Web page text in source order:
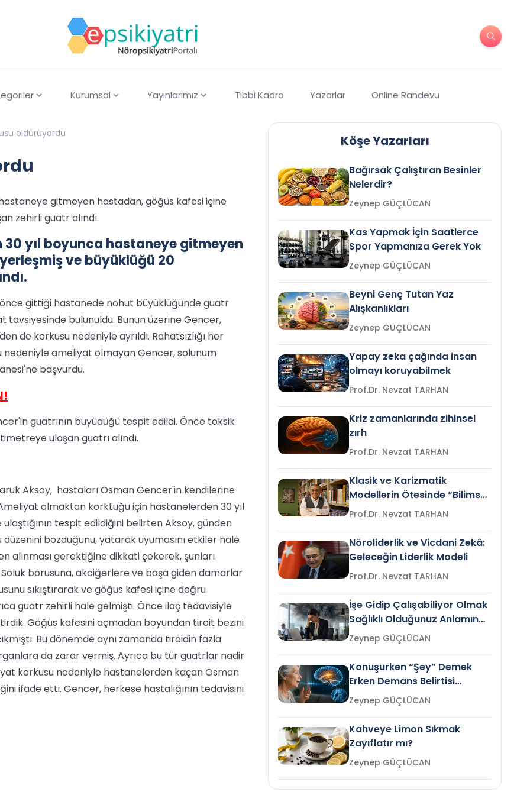
Kurumsal Yayınlarımız Tıbbi Kadro Yazarlar Online Randevu
öldürüyordu
gitmeyen hastadan, göğüs kafesi içine
zehirli guatr alındı.
yıl boyunca hastaneye gitmeyen
ve büyüklüğü 20
gittiği hastanede nohut büyüklüğünde guatr
tavsiyesinde bulunuldu. Bunun üzerine Gencer,
de korkusu nedeniyle ayrıldı. Rahatsızlığı her
ameliyat olmayan Gencer, solunum
başvurdu.
guatrının büyüdüğü tespit edildi. Önce toksik
ulaşan guatrı alındı.
Aksoy, hastaları Osman Gencer'in kendilerine
olmaktan korktuğu için hastanelerden 30 yıl
tespit edildiğini belirten Aksoy, günden
düzenini bozduğunu, yatarak uyumasını etkiler hale
alınması gerektiğine dikkati çekerek, şunları
borusuna, akciğerlere ve başa giden damarlar
sıkıştırarak ve göğüs kafesi içine doğru
guatr zehirli hale gelmişti. Önce ilaç tedavisiyle
Göğüs kafesini açmadan boyundan tiroit bezini
Bu dönemde aynı zamanda tiroidin fazla
da zarar vermiş. Ayrıca bu tür guatrlar nadir
korkusu nedeniyle hastanelerden kaçan Osman
ifade etti. Gencer, herkese hastalığının tedavisini
Köşe Yazarları
Bağırsak Çalıştıran Besinler
Nelerdir?
Zeynep GÜÇLÜCAN
Kas Yapmak İçin Saatlerce
Spor Yapmanıza Gerek Yok
Zeynep GÜÇLÜCAN
Beyni Genç Tutan Yaz
Alışkanlıkları
Zeynep GÜÇLÜCAN
Yapay zeka çağında insan
olmayı koruyabilmek
Prof.Dr. Nevzat TARHAN
Kriz zamanlarında zihinsel
zırh
Prof.Dr. Nevzat TARHAN
Klasik ve Karizmatik
Modellerin Ötesinde “Bilimsel
Liderlik”
Prof.Dr. Nevzat TARHAN
Nöroliderlik ve Vicdani Zekâ:
Geleceğin Liderlik Modeli
Prof.Dr. Nevzat TARHAN
İşe Gidip Çalışabiliyor Olmak
Sağlıklı Olduğunuz Anlamına
Gelir mi?Zeynep GÜÇLÜCAN
Konuşurken “Şey” Demek
Erken Demans Belirtisi
Olabilir mi?Zeynep GÜÇLÜCAN
Kahveye Limon Sıkmak
Zayıflatır mı?
Zeynep GÜÇLÜCAN